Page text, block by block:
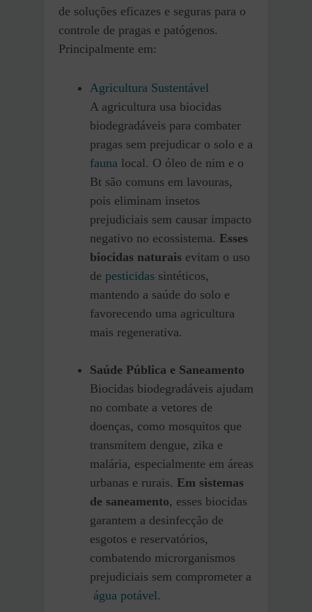
de soluções eficazes e seguras para o
controle de pragas e patógenos.
Principalmente em:
Agricultura Sustentável
A agricultura usa biocidas
biodegradáveis para combater
pragas sem prejudicar o solo e a
fauna local. O óleo de nim e o
Bt são comuns em lavouras,
pois eliminam insetos
prejudiciais sem causar impacto
negativo no ecossistema. Esses
biocidas naturais evitam o uso
de pesticidas sintéticos,
mantendo a saúde do solo e
favorecendo uma agricultura
mais regenerativa.
Saúde Pública e Saneamento
Biocidas biodegradáveis ajudam
no combate a vetores de
doenças, como mosquitos que
transmitem dengue, zika e
malária, especialmente em áreas
urbanas e rurais. Em sistemas
de saneamento, esses biocidas
garantem a desinfecção de
esgotos e reservatórios,
combatendo microrganismos
prejudiciais sem comprometer a
água potável.